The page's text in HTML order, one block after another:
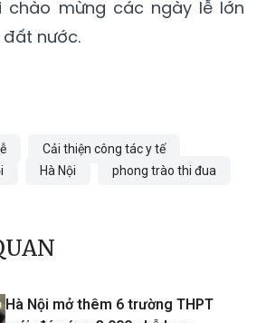
cường tinh thần trách nhiệm,
nâng cao hiệu quả công
nước.